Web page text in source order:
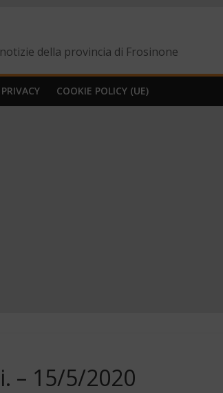
della provincia di Frosinone
PRIVACY COOKIE POLICY (UE)
– 15/5/2020